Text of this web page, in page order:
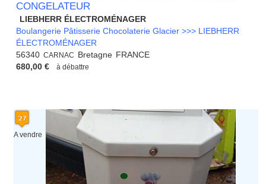
CONGELATEUR
LIEBHERR ÉLECTROMÉNAGER
Boulangerie Pâtisserie Chocolaterie Glacier >>> LIEBHERR
ÉLECTROMÉNAGER
56340 CARNAC Bretagne FRANCE
680,00 €
à débattre
A vendre